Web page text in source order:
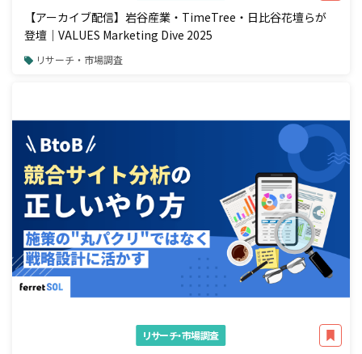
【アーカイブ配信】岩谷産業・TimeTree・日比谷花壇らが
登壇｜VALUES Marketing Dive 2025
リサーチ・市場調査
リサーチ・市場調査